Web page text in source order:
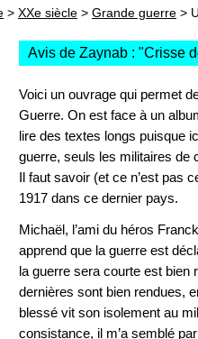
> XXe siècle > Grande guerre >
Avis de Zaynab : "Crisse
Voici un ouvrage qui permet
Guerre. On est face à un
lire des textes longs puisque
guerre, seuls les militaires de
Il faut savoir (et ce n’est pas
1917 dans ce dernier pays.
Michaël, l’ami du héros
apprend que la guerre est
la guerre sera courte est bien
dernières sont bien rendues,
blessé vit son isolement au
consistance, il m’a semblé